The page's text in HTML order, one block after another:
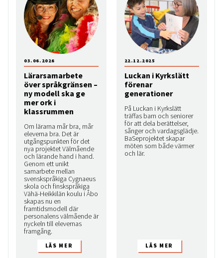
Lärarsamarbete
över språkgränsen –
ny modell ska ge
mer ork i
klassrummen
Om lärarna mår bra, mår
eleverna bra. Det är
utgångspunkten för det
nya projektet Välmående
och lärande hand i hand.
Genom ett unikt
samarbete mellan
svenskspråkiga Cygnaeus
skola och finskspråkiga
Vähä-Heikkilän koulu i Åbo
skapas nu en
framtidsmodell där
personalens välmående är
nyckeln till elevernas
framgång.
03.06.2026
Luckan i Kyrkslätt
förenar
generationer
På Luckan i Kyrkslätt
träffas barn och seniorer
för att dela berättelser,
sånger och vardagsglädje.
BaSeprojektet skapar
möten som både värmer
och lär.
22.12.2025